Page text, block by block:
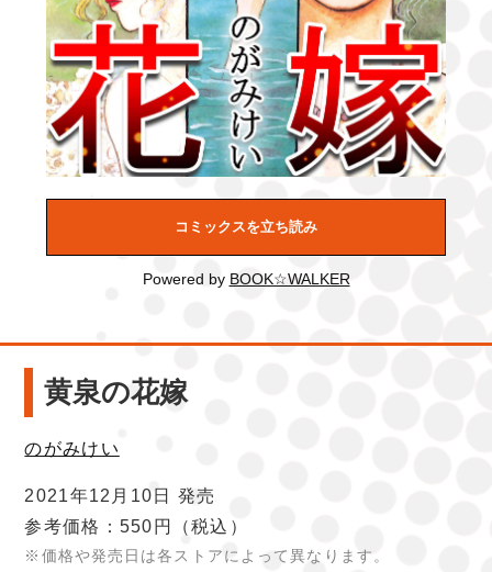
コミックスを立ち読み
Powered by BOOK☆WALKER
黄泉の花嫁
のがみけい
2021年12月10日 発売
参考価格：550円
（税込）
※価格や発売日は各ストアによって異なります。